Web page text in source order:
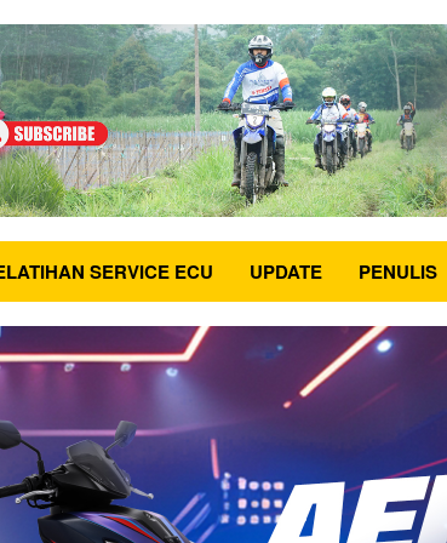
SERVICE ECU UPDATE PENULIS